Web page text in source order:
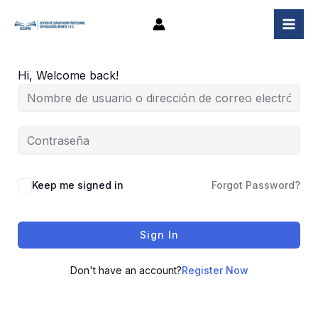
Hi, Welcome back!
Keep me signed in Forgot Password?
Sign In
Don't have an account?Register Now